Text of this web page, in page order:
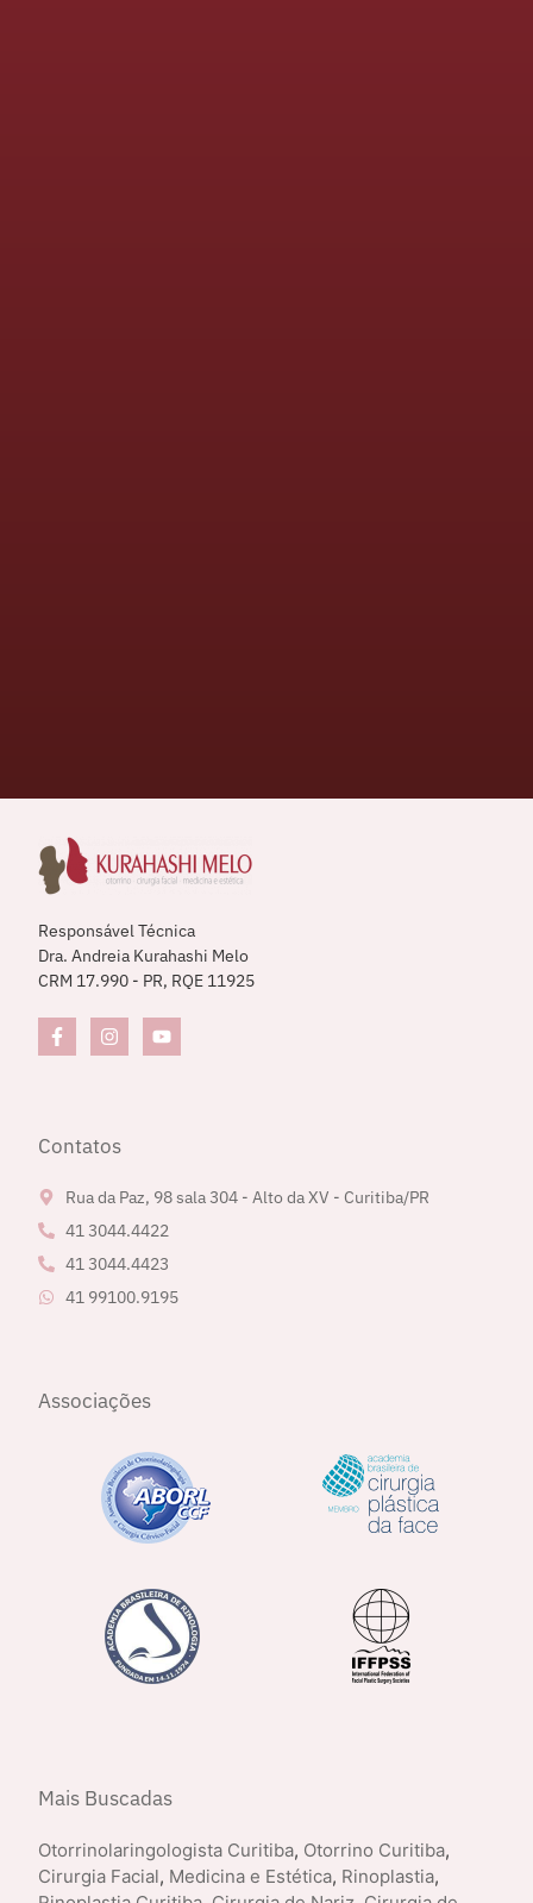
Responsável Técnica
Dra. Andreia Kurahashi Melo
CRM 17.990 - PR, RQE 11925
Contatos
Rua da Paz, 98 sala 304 - Alto da XV - Curitiba/PR
41 3044.4422
41 3044.4423
41 99100.9195
Associações
Mais Buscadas
Otorrinolaringologista Curitiba, Otorrino Curitiba,
Cirurgia Facial, Medicina e Estética, Rinoplastia,